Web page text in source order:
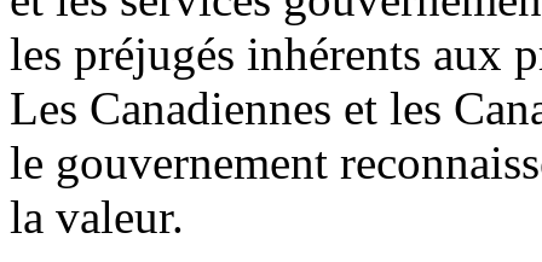
les préjugés inhérents aux
Les Canadiennes et les
le gouvernement
la valeur.